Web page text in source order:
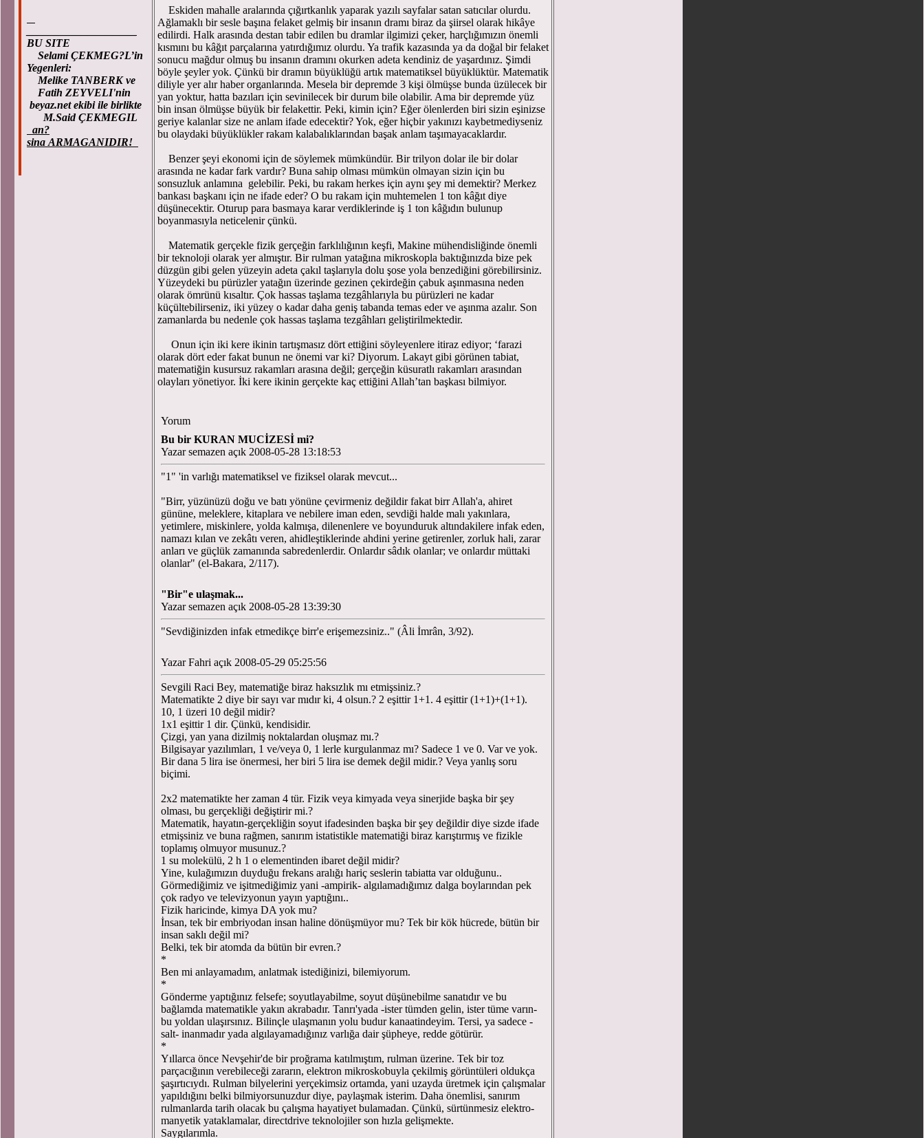
BU SITE
Selami ÇEKMEG?L’in
Yegenleri:
Melike TANBERK ve
Fatih ZEYVELI'nin
beyaz.net ekibi ile birlikte
M.Said ÇEKMEGIL
an?
sina ARMAGANIDIR!
Eskiden mahalle aralarında çığırtkanlık yaparak yazılı sayfalar satan satıcılar olurdu.
Ağlamaklı bir sesle başına felaket gelmiş bir insanın dramı biraz da şiirsel olarak hikâye
edilirdi. Halk arasında destan tabir edilen bu dramlar ilgimizi çeker, harçlığımızın önemli
kısmını bu kâğıt parçalarına yatırdığımız olurdu. Ya trafik kazasında ya da doğal bir felaket
sonucu mağdur olmuş bu insanın dramını okurken adeta kendiniz de yaşardınız. Şimdi
böyle şeyler yok. Çünkü bir dramın büyüklüğü artık matematiksel büyüklüktür. Matematik
diliyle yer alır haber organlarında. Mesela bir depremde 3 kişi ölmüşse bunda üzülecek bir
yan yoktur, hatta bazıları için sevinilecek bir durum bile olabilir. Ama bir depremde yüz
bin insan ölmüşse büyük bir felakettir. Peki, kimin için? Eğer ölenlerden biri sizin eşinizse
geriye kalanlar size ne anlam ifade edecektir? Yok, eğer hiçbir yakınızı kaybetmediyseniz
bu olaydaki büyüklükler rakam kalabalıklarından başak anlam taşımayacaklardır.
Benzer şeyi ekonomi için de söylemek mümkündür. Bir trilyon dolar ile bir dolar
arasında ne kadar fark vardır? Buna sahip olması mümkün olmayan sizin için bu
sonsuzluk anlamına gelebilir. Peki, bu rakam herkes için aynı şey mi demektir? Merkez
bankası başkanı için ne ifade eder? O bu rakam için muhtemelen 1 ton kâğıt diye
düşünecektir. Oturup para basmaya karar verdiklerinde iş 1 ton kâğıdın bulunup
boyanmasıyla neticelenir çünkü.
Matematik gerçekle fizik gerçeğin farklılığının keşfi, Makine mühendisliğinde önemli
bir teknoloji olarak yer almıştır. Bir rulman yatağına mikroskopla baktığınızda bize pek
düzgün gibi gelen yüzeyin adeta çakıl taşlarıyla dolu şose yola benzediğini görebilirsiniz.
Yüzeydeki bu pürüzler yatağın üzerinde gezinen çekirdeğin çabuk aşınmasına neden
olarak ömrünü kısaltır. Çok hassas taşlama tezgâhlarıyla bu pürüzleri ne kadar
küçültebilirseniz, iki yüzey o kadar daha geniş tabanda temas eder ve aşınma azalır. Son
zamanlarda bu nedenle çok hassas taşlama tezgâhları geliştirilmektedir.
Onun için iki kere ikinin tartışmasız dört ettiğini söyleyenlere itiraz ediyor; ‘farazi
olarak dört eder fakat bunun ne önemi var ki? Diyorum. Lakayt gibi görünen tabiat,
matematiğin kusursuz rakamları arasına değil; gerçeğin küsuratlı rakamları arasından
olayları yönetiyor. İki kere ikinin gerçekte kaç ettiğini Allah’tan başkası bilmiyor.
Yorum
Bu bir KURAN MUCİZESİ mi?
Yazar semazen açık 2008-05-28 13:18:53
"1" 'in varlığı matematiksel ve fiziksel olarak mevcut...
"Birr, yüzünüzü doğu ve batı yönüne çevirmeniz değildir fakat birr Allah'a, ahiret
gününe, meleklere, kitaplara ve nebilere iman eden, sevdiği halde malı yakınlara,
yetimlere, miskinlere, yolda kalmışa, dilenenlere ve boyunduruk altındakilere infak eden,
namazı kılan ve zekâtı veren, ahidleştiklerinde ahdini yerine getirenler, zorluk hali, zarar
anları ve güçlük zamanında sabredenlerdir. Onlardır sâdık olanlar; ve onlardır müttaki
olanlar" (el-Bakara, 2/117).
"Bir"e ulaşmak...
Yazar semazen açık 2008-05-28 13:39:30
"Sevdiğinizden infak etmedikçe birr'e erişemezsiniz.." (Âli İmrân, 3/92).
Yazar Fahri açık 2008-05-29 05:25:56
Sevgili Raci Bey, matematiğe biraz haksızlık mı etmişsiniz.?
Matematikte 2 diye bir sayı var mıdır ki, 4 olsun.? 2 eşittir 1+1. 4 eşittir (1+1)+(1+1).
10, 1 üzeri 10 değil midir?
1x1 eşittir 1 dir. Çünkü, kendisidir.
Çizgi, yan yana dizilmiş noktalardan oluşmaz mı.?
Bilgisayar yazılımları, 1 ve/veya 0, 1 lerle kurgulanmaz mı? Sadece 1 ve 0. Var ve yok.
Bir dana 5 lira ise önermesi, her biri 5 lira ise demek değil midir.? Veya yanlış soru
biçimi.
2x2 matematikte her zaman 4 tür. Fizik veya kimyada veya sinerjide başka bir şey
olması, bu gerçekliği değiştirir mi.?
Matematik, hayatın-gerçekliğin soyut ifadesinden başka bir şey değildir diye sizde ifade
etmişsiniz ve buna rağmen, sanırım istatistikle matematiği biraz karıştırmış ve fizikle
toplamış olmuyor musunuz.?
1 su molekülü, 2 h 1 o elementinden ibaret değil midir?
Yine, kulağımızın duyduğu frekans aralığı hariç seslerin tabiatta var olduğunu..
Görmediğimiz ve işitmediğimiz yani -ampirik- algılamadığımız dalga boylarından pek
çok radyo ve televizyonun yayın yaptığını..
Fizik haricinde, kimya DA yok mu?
İnsan, tek bir embriyodan insan haline dönüşmüyor mu? Tek bir kök hücrede, bütün bir
insan saklı değil mi?
Belki, tek bir atomda da bütün bir evren.?
*
Ben mi anlayamadım, anlatmak istediğinizi, bilemiyorum.
*
Gönderme yaptığınız felsefe; soyutlayabilme, soyut düşünebilme sanatıdır ve bu
bağlamda matematikle yakın akrabadır. Tanrı'yada -ister tümden gelin, ister tüme varın-
bu yoldan ulaşırsınız. Bilinçle ulaşmanın yolu budur kanaatindeyim. Tersi, ya sadece -
salt- inanmadır yada algılayamadığınız varlığa dair şüpheye, redde götürür.
*
Yıllarca önce Nevşehir'de bir proğrama katılmıştım, rulman üzerine. Tek bir toz
parçacığının verebileceği zararın, elektron mikroskobuyla çekilmiş görüntüleri oldukça
şaşırtıcıydı. Rulman bilyelerini yerçekimsiz ortamda, yani uzayda üretmek için çalışmalar
yapıldığını belki bilmiyorsunuzdur diye, paylaşmak isterim. Daha önemlisi, sanırım
rulmanlarda tarih olacak bu çalışma hayatiyet bulamadan. Çünkü, sürtünmesiz elektro-
manyetik yataklamalar, directdrive teknolojiler son hızla gelişmekte.
Saygılarımla.